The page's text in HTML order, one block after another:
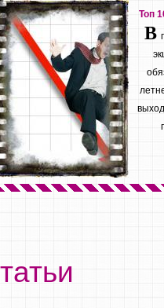
Топ
В